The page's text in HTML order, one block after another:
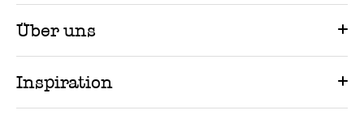
Über uns
Inspiration